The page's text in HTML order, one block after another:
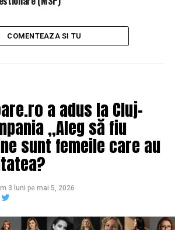
un eşec total
COMENTEAZA SI TU
a adus la Cluj-
„Aleg să fiu
sunt femeile care au
3 luni pe mai 5, 2026